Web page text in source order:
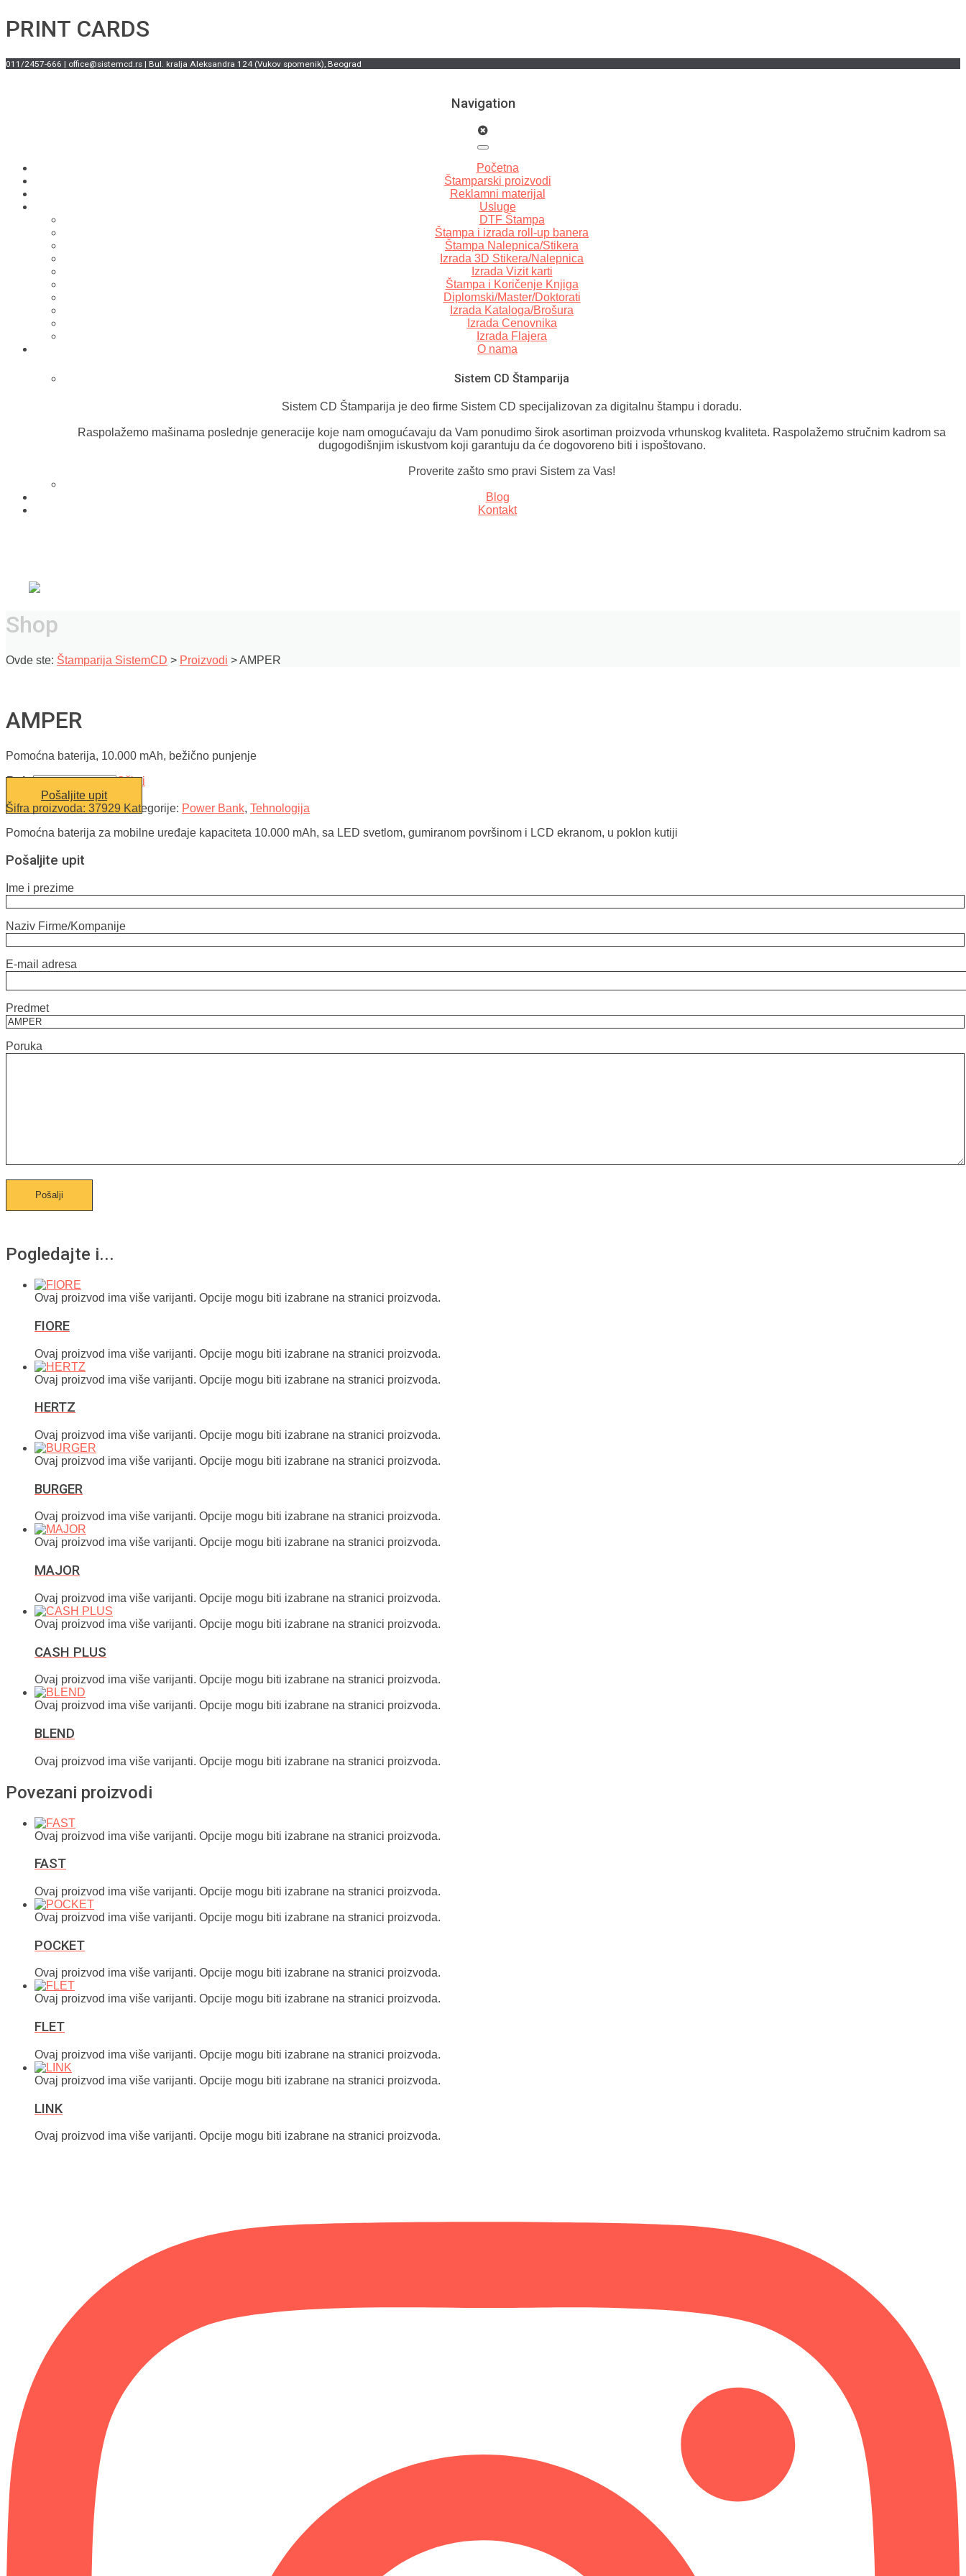
PRINT CARDS
011/2457-666 | office@sistemcd.rs | Bul. kralja Aleksandra 124 (Vukov spomenik), Beograd
Navigation
Početna
Štamparski proizvodi
Reklamni materijal
Usluge
DTF Štampa
Štampa i izrada roll-up banera
Štampa Nalepnica/Stikera
Izrada 3D Stikera/Nalepnica
Izrada Vizit karti
Štampa i Koričenje Knjiga
Diplomski/Master/Doktorati
Izrada Kataloga/Brošura
Izrada Cenovnika
Izrada Flajera
O nama
Sistem CD Štamparija
Sistem CD Štamparija je deo firme Sistem CD specijalizovan za digitalnu štampu i doradu.
Raspolažemo mašinama poslednje generacije koje nam omogućavaju da Vam ponudimo širok asortiman proizvoda vrhunskog kvaliteta. Raspolažemo stručnim kadrom sa
dugogodišnjim iskustvom koji garantuju da će dogovoreno biti i ispoštovano.
Proverite zašto smo pravi Sistem za Vas!
Blog
Kontakt
Shop
Ovde ste: Štamparija SistemCD > Proizvodi >AMPER
AMPER
Pomoćna baterija, 10.000 mAh, bežično punjenje
Boja
Očisti
Pošaljite upit
Šifra proizvoda: 37929 Kategorije: Power Bank, Tehnologija
Pomoćna baterija za mobilne uređaje kapaciteta 10.000 mAh, sa LED svetlom, gumiranom površinom i LCD ekranom, u poklon kutiji
Pošaljite upit
Ime i prezime
Naziv Firme/Kompanije
E-mail adresa
Predmet
Poruka
Pogledajte i...
Ovaj proizvod ima više varijanti. Opcije mogu biti izabrane na stranici proizvoda.
FIORE
Ovaj proizvod ima više varijanti. Opcije mogu biti izabrane na stranici proizvoda.
Ovaj proizvod ima više varijanti. Opcije mogu biti izabrane na stranici proizvoda.
HERTZ
Ovaj proizvod ima više varijanti. Opcije mogu biti izabrane na stranici proizvoda.
Ovaj proizvod ima više varijanti. Opcije mogu biti izabrane na stranici proizvoda.
BURGER
Ovaj proizvod ima više varijanti. Opcije mogu biti izabrane na stranici proizvoda.
Ovaj proizvod ima više varijanti. Opcije mogu biti izabrane na stranici proizvoda.
MAJOR
Ovaj proizvod ima više varijanti. Opcije mogu biti izabrane na stranici proizvoda.
Ovaj proizvod ima više varijanti. Opcije mogu biti izabrane na stranici proizvoda.
CASH PLUS
Ovaj proizvod ima više varijanti. Opcije mogu biti izabrane na stranici proizvoda.
Ovaj proizvod ima više varijanti. Opcije mogu biti izabrane na stranici proizvoda.
BLEND
Ovaj proizvod ima više varijanti. Opcije mogu biti izabrane na stranici proizvoda.
Povezani proizvodi
Ovaj proizvod ima više varijanti. Opcije mogu biti izabrane na stranici proizvoda.
FAST
Ovaj proizvod ima više varijanti. Opcije mogu biti izabrane na stranici proizvoda.
Ovaj proizvod ima više varijanti. Opcije mogu biti izabrane na stranici proizvoda.
POCKET
Ovaj proizvod ima više varijanti. Opcije mogu biti izabrane na stranici proizvoda.
Ovaj proizvod ima više varijanti. Opcije mogu biti izabrane na stranici proizvoda.
FLET
Ovaj proizvod ima više varijanti. Opcije mogu biti izabrane na stranici proizvoda.
Ovaj proizvod ima više varijanti. Opcije mogu biti izabrane na stranici proizvoda.
LINK
Ovaj proizvod ima više varijanti. Opcije mogu biti izabrane na stranici proizvoda.